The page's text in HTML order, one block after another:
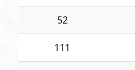
52
111